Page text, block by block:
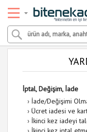
İptal, Değişim, İade
› İade/Değişimi
› Ücret iadesi ve
› İkinci kez iadeyi